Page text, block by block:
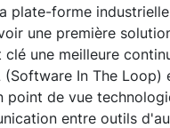
plate-forme
une première
une meilleure
In The Loop)
point de vue
entre outils